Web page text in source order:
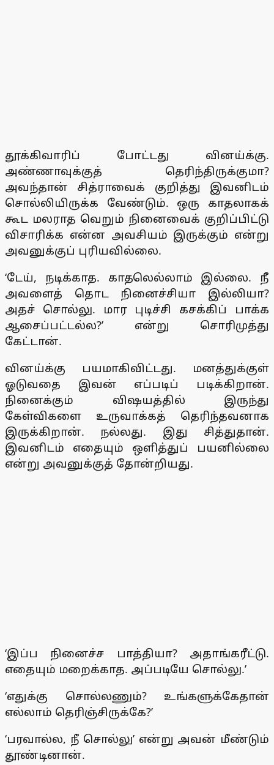
தூக்கிவாரிப் போட்டது வினய்க்கு.
அண்ணாவுக்குத் தெரிந்திருக்குமா?
அவந்தான் சித்ராவைக் குறித்து இவனிடம்
சொல்லியிருக்க வேண்டும். ஒரு காதலாகக்
கூட மலராத வெறும் நினைவைக் குறிப்பிட்டு
விசாரிக்க என்ன அவசியம் இருக்கும் என்று
அவனுக்குப் புரியவில்லை.
‘டேய், நடிக்காத. காதலெல்லாம் இல்லை. நீ
அவளைத் தொட நினைச்சியா இல்லியா?
அதச் சொல்லு. மார புடிச்சி கசக்கிப் பாக்க
ஆசைப்பட்டல்ல?’ என்று சொரிமுத்து
கேட்டான்.
வினய்க்கு பயமாகிவிட்டது. மனத்துக்குள்
ஓடுவதை இவன் எப்படிப் படிக்கிறான்.
நினைக்கும் விஷயத்தில் இருந்து
கேள்விகளை உருவாக்கத் தெரிந்தவனாக
இருக்கிறான். நல்லது. இது சித்துதான்.
இவனிடம் எதையும் ஒளித்துப் பயனில்லை
என்று அவனுக்குத் தோன்றியது.
‘இப்ப நினைச்ச பாத்தியா? அதாங்கரீட்டு.
எதையும் மறைக்காத. அப்படியே சொல்லு.’
‘எதுக்கு சொல்லணும்? உங்களுக்கேதான்
எல்லாம் தெரிஞ்சிருக்கே?’
‘பரவால்ல, நீ சொல்லு’ என்று அவன் மீண்டும்
தூண்டினான்.